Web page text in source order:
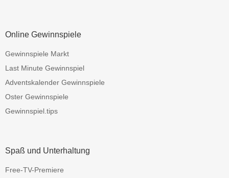
Online Gewinnspiele
Gewinnspiele Markt
Last Minute Gewinnspiel
Adventskalender Gewinnspiele
Oster Gewinnspiele
Gewinnspiel.tips
Spaß und Unterhaltung
Free-TV-Premiere